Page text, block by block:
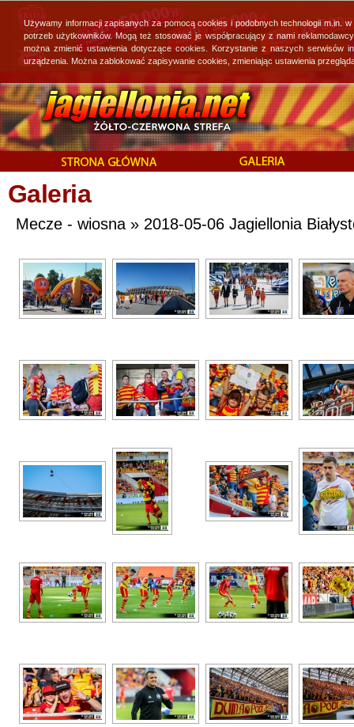
Galeria
Mecze - wiosna » 2018-05-06 Jagiellonia
Używamy informacji zapisanych za pomocą cookies i podobnych technologii
potrzeb użytkowników. Mogą też stosować je współpracujący z nami
można zmienić ustawienia dotyczące cookies. Korzystanie z naszych
urządzenia. Można zablokować zapisywanie cookies, zmieniając ustawienia